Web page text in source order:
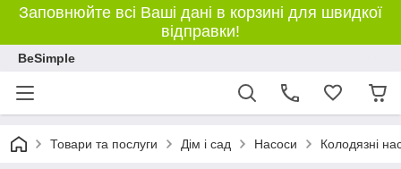
Заповнюйте всі Ваші дані в корзині для швидкої
відправки!
BeSimple
Товари та послуги Дім і сад Насоси Колодязні